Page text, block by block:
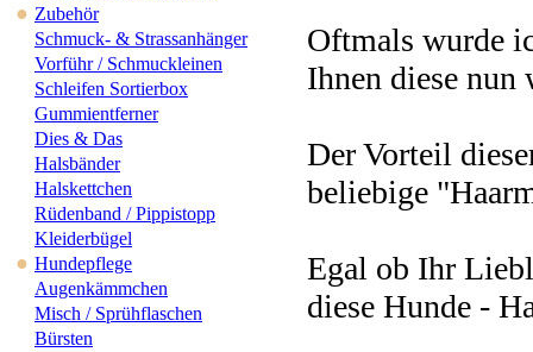
● Zubehör
Schmuck- & Strassanhänger
Vorführ / Schmuckleinen
Schleifen Sortierbox
Gummientferner
Dies & Das
Halsbänder
Halskettchen
Rüdenband / Pippistopp
Kleiderbügel
● Hundepflege
Augenkämmchen
Misch / Sprühflaschen
Bürsten
Oftmals wurde
Ihnen diese nun
Der Vorteil
beliebige
Egal ob Ihr
diese Hunde -